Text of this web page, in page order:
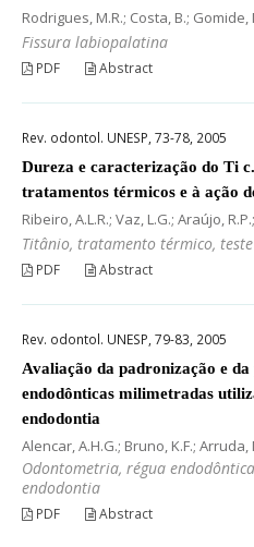
Rodrigues, M.R.; Costa, B.; Gomide,
Fissura labiopalatina
PDF Abstract
Rev. odontol. UNESP, 73-78, 2005
Dureza e caracterização do Ti
tratamentos térmicos e à ação
Ribeiro, A.L.R.; Vaz, L.G.; Araújo,
Titânio, tratamento térmico,
PDF Abstract
Rev. odontol. UNESP, 79-83, 2005
Avaliação da padronização e da
endodônticas milimetradas
endodontia
Alencar, A.H.G.; Bruno, K.F.; Arruda,
Odontometria, régua
endodontia
PDF Abstract